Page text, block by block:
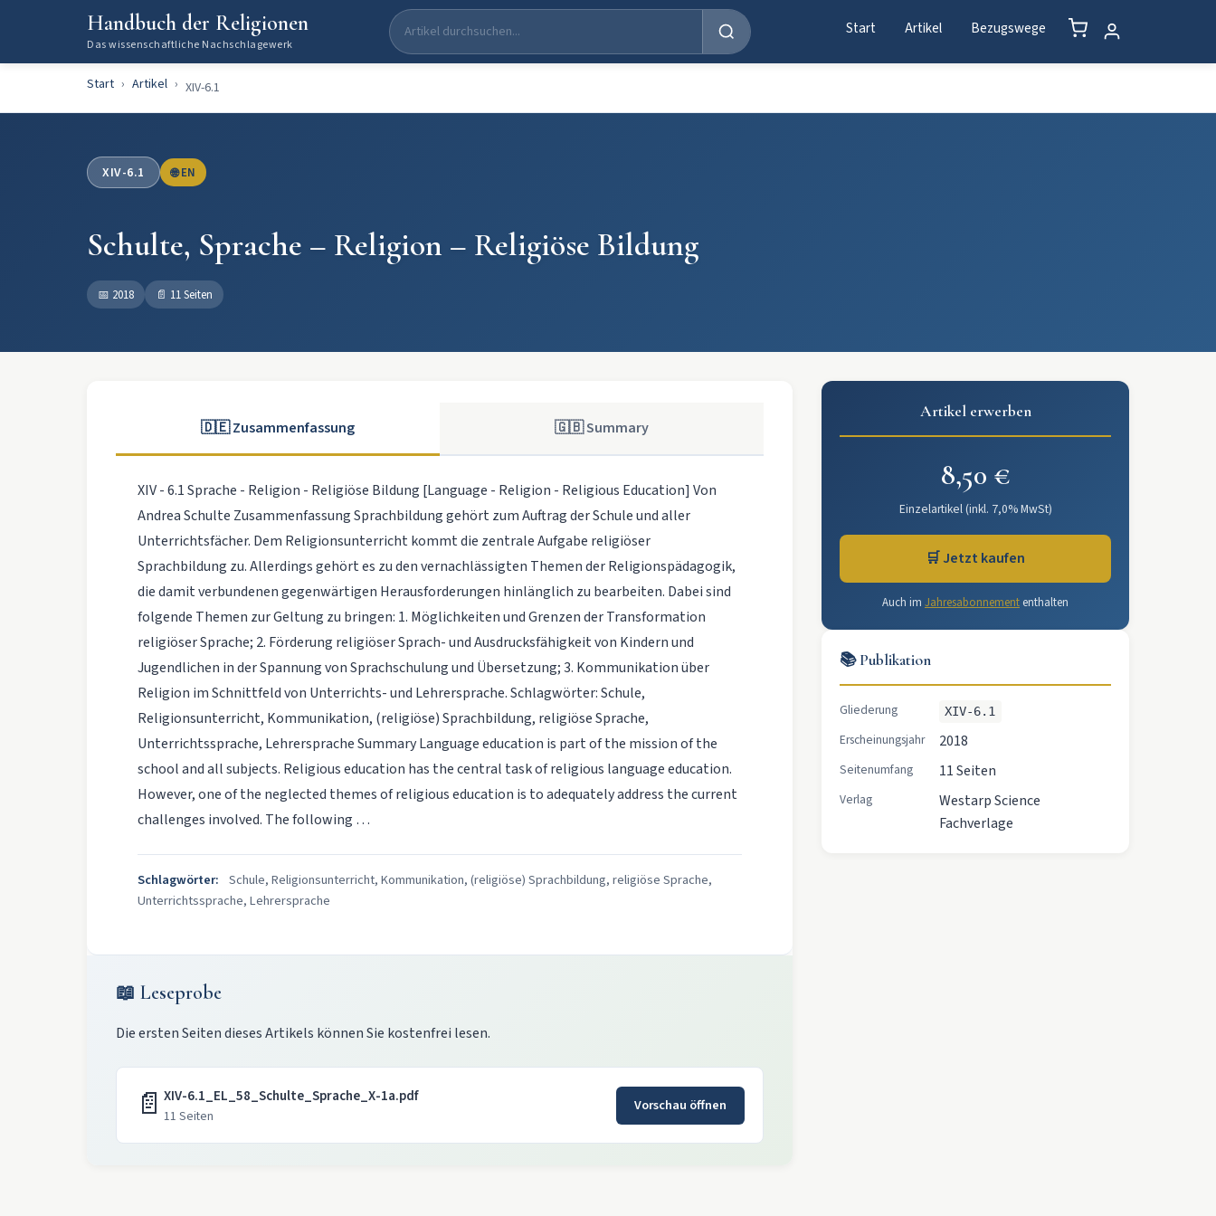
Handbuch der Religionen
Das wissenschaftliche Nachschlagewerk
Start Artikel Bezugswege
Start Artikel XIV-6.1
XIV-6.1 🌐 EN
Schulte, Sprache – Religion – Religiöse Bildung
📅 2018 📄 11 Seiten
🇩🇪 Zusammenfassung 🇬🇧 Summary
XIV - 6.1 Sprache - Religion - Religiöse Bildung [Language - Religion - Religious Education] Von
Andrea Schulte Zusammenfassung Sprachbildung gehört zum Auftrag der Schule und aller
Unterrichtsfächer. Dem Religionsunterricht kommt die zentrale Aufgabe religiöser
Sprachbildung zu. Allerdings gehört es zu den vernachlässigten Themen der Religionspädagogik,
die damit verbundenen gegenwärtigen Herausforderungen hinlänglich zu bearbeiten. Dabei sind
folgende Themen zur Geltung zu bringen: 1. Möglichkeiten und Grenzen der Transformation
religiöser Sprache; 2. Förderung religiöser Sprach- und Ausdrucksfähigkeit von Kindern und
Jugendlichen in der Spannung von Sprachschulung und Übersetzung; 3. Kommunikation über
Religion im Schnittfeld von Unterrichts- und Lehrersprache. Schlagwörter: Schule,
Religionsunterricht, Kommunikation, (religiöse) Sprachbildung, religiöse Sprache,
Unterrichtssprache, Lehrersprache Summary Language education is part of the mission of the
school and all subjects. Religious education has the central task of religious language education.
However, one of the neglected themes of religious education is to adequately address the current
challenges involved. The following …
Schlagwörter: Schule, Religionsunterricht, Kommunikation, (religiöse) Sprachbildung, religiöse Sprache,
Unterrichtssprache, Lehrersprache
📖 Leseprobe
Die ersten Seiten dieses Artikels können Sie kostenfrei lesen.
📄 XIV-6.1_EL_58_Schulte_Sprache_X-1a.pdf
11 Seiten
Vorschau öffnen
Artikel erwerben
8,50 €
Einzelartikel (inkl. 7,0% MwSt)
🛒 Jetzt kaufen
Auch im Jahresabonnement enthalten
📚 Publikation
Gliederung XIV-6.1
Erscheinungsjahr 2018
Seitenumfang 11 Seiten
Verlag
Westarp Science
Fachverlage